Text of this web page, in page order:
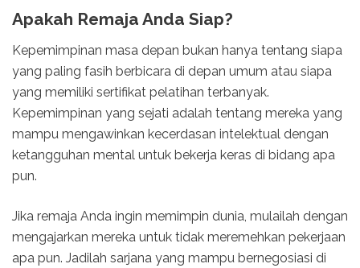
Apakah Remaja Anda Siap?
Kepemimpinan masa depan bukan hanya tentang siapa
yang paling fasih berbicara di depan umum atau siapa
yang memiliki sertifikat pelatihan terbanyak.
Kepemimpinan yang sejati adalah tentang mereka yang
mampu mengawinkan kecerdasan intelektual dengan
ketangguhan mental untuk bekerja keras di bidang apa
pun.
Jika remaja Anda ingin memimpin dunia, mulailah dengan
mengajarkan mereka untuk tidak meremehkan pekerjaan
apa pun. Jadilah sarjana yang mampu bernegosiasi di